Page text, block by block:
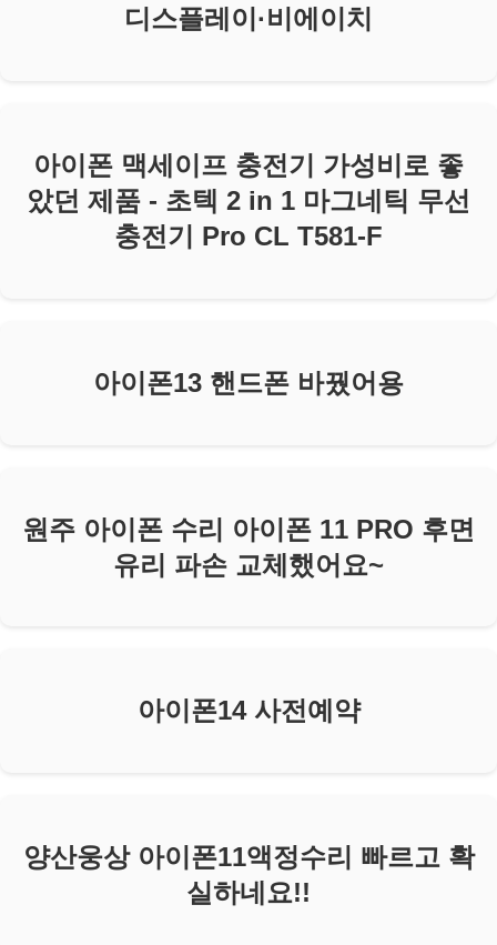
디스플레이·비에이치
아이폰 맥세이프 충전기 가성비로 좋
았던 제품 - 초텍 2 in 1 마그네틱 무선
충전기 Pro CL T581-F
아이폰13 핸드폰 바꿨어용
원주 아이폰 수리 아이폰 11 PRO 후면
유리 파손 교체했어요~
아이폰14 사전예약
양산웅상 아이폰11액정수리 빠르고 확
실하네요!!